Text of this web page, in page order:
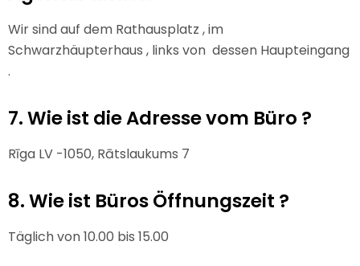
Wir sind auf dem Rathausplatz , im
Schwarzhäupterhaus , links von dessen Haupteingang
.
7. Wie ist die Adresse vom Büro ?
Rīga LV -1050, Rātslaukums 7
8. Wie ist Büros Öffnungszeit ?
Täglich von 10.00 bis 15.00